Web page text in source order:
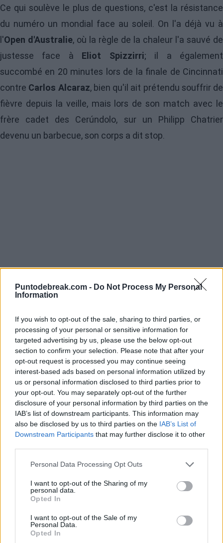
Puntodebreak.com - Do Not Process My Personal
Information
If you wish to opt-out of the sale, sharing to third parties, or
processing of your personal or sensitive information for
targeted advertising by us, please use the below opt-out
section to confirm your selection. Please note that after your
opt-out request is processed you may continue seeing
interest-based ads based on personal information utilized by
us or personal information disclosed to third parties prior to
your opt-out. You may separately opt-out of the further
disclosure of your personal information by third parties on the
IAB’s list of downstream participants. This information may
also be disclosed by us to third parties on the IAB’s List of
Downstream Participants that may further disclose it to other
Personal Data Processing Opt Outs
I want to opt-out of the Sharing of my
personal data.
Opted In
I want to opt-out of the Sale of my
Personal Data.
Opted In
Ce qui soulève le plus de questions, c'est la résistance
du numéro un mondial face au soleil. On l'a déjà vu à
l'Open d'Australie, où la règle de la chaleur l'a sauvé de
justesse face à Eliot Spizzirri; il a également
succombé en 20 minutes lors de la finale de Cincinnati
contre Carlos Alcaraz, bien qu'il ait prétendu souffrir de
fièvre depuis la veille, mais lors de son match avec le
frère cadet des Cerúndolo, sur un Philipp Chatrier
devenu un barbecue, son corps a dit stop.
Image
Que s'est-il passé à
Jannik Sinner lors de
son effondrement à
Roland Garros 2026 ?
Quelque chose qui commence à inquiéter le monde du
tennis, sachant que 80% des tournois se déroulent en
plein air et aux heures où la chaleur fait toujours des
ravages. Cependant,Kim Clijsters
, ex-numéro un
mondial et championne de quatre Grand Chelems,